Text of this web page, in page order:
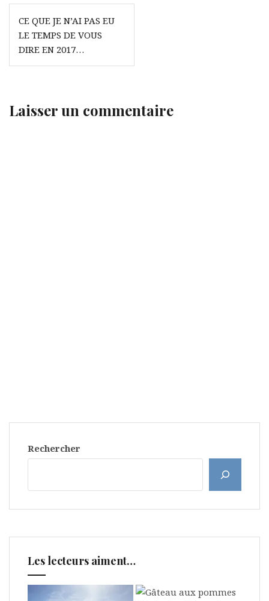
Navigation
de
l’article
CE QUE JE N’AI PAS EU
LE TEMPS DE VOUS
DIRE EN 2017…
Laisser un commentaire
Rechercher
Les lecteurs aiment…